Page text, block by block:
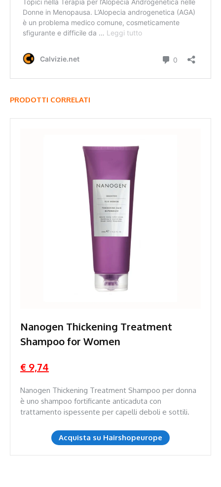
PRODOTTI CORRELATI
Nanogen Thickening Treatment
Shampoo for Women
€ 9,74
Nanogen Thickening Treatment Shampoo per donna
è uno shampoo fortificante anticaduta con
trattamento ispessente per capelli deboli e sottili.
Acquista su Hairshopeurope